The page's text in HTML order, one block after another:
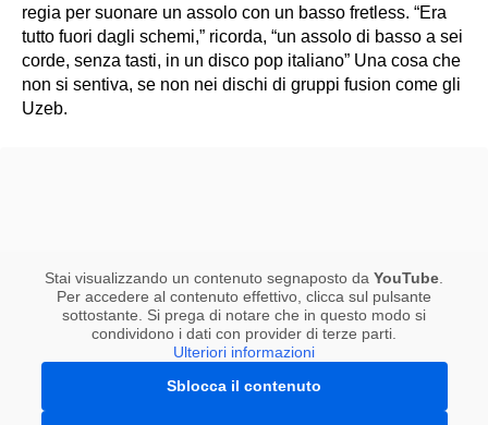
regia per suonare un assolo con un basso fretless. “Era
tutto fuori dagli schemi,” ricorda, “un assolo di basso a sei
corde, senza tasti, in un disco pop italiano” Una cosa che
non si sentiva, se non nei dischi di gruppi fusion come gli
Uzeb.
Stai visualizzando un contenuto segnaposto da YouTube.
Per accedere al contenuto effettivo, clicca sul pulsante
sottostante. Si prega di notare che in questo modo si
condividono i dati con provider di terze parti.
Ulteriori informazioni
Sblocca il contenuto